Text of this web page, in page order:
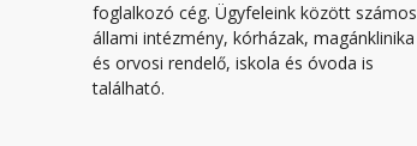
foglalkozó cég. Ügyfeleink között számos
állami intézmény, kórházak, magánklinika
és orvosi rendelő, iskola és óvoda is
található.